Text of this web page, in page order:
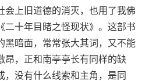
会上旧道德的消灭，也用了我佛
二十年目睹之怪现状》。这部书
黑暗面，常常张大其词，又不能
昂，正和南亭亭长有同样的缺
，没有什么线索和主角，是同